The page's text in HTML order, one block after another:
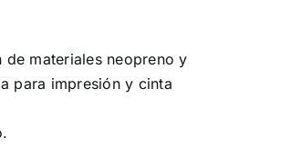
materiales neopreno y
para impresión y cinta